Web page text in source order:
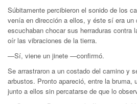
Súbitamente percibieron el sonido de los
venía en dirección a ellos, y éste sí era un
escuchaban chocar sus herraduras contra
oír las vibraciones de la tierra.
—Sí, viene un jinete —confirmó.
Se arrastraron a un costado del camino y
arbustos. Pronto apareció, entre la bruma,
junto a ellos sin percatarse de que lo